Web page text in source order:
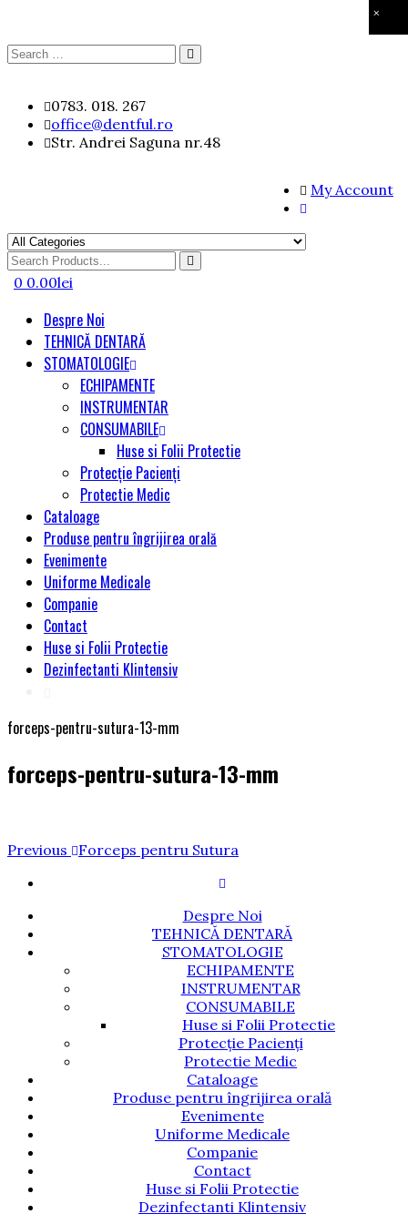
×
Search
content
0783. 018. 267
office@dentful.ro
Str. Andrei Saguna nr.48
My Account
Search
for
0 0.00lei
Despre Noi
TEHNICĂ DENTARĂ
STOMATOLOGIE
ECHIPAMENTE
INSTRUMENTAR
CONSUMABILE
Huse si Folii Protectie
Protecție Pacienți
Protectie Medic
Cataloage
Produse pentru îngrijirea orală
Evenimente
Uniforme Medicale
Companie
Contact
Huse si Folii Protectie
Dezinfectanti Klintensiv
forceps-pentru-sutura-13-mm
forceps-pentru-sutura-13-mm
Navigare
articole
Previous
Previous Forceps pentru Sutura
Despre Noi
TEHNICĂ DENTARĂ
STOMATOLOGIE
ECHIPAMENTE
INSTRUMENTAR
CONSUMABILE
Huse si Folii Protectie
Protecție Pacienți
Protectie Medic
Cataloage
Produse pentru îngrijirea orală
Evenimente
Uniforme Medicale
Companie
Contact
Huse si Folii Protectie
Dezinfectanti Klintensiv